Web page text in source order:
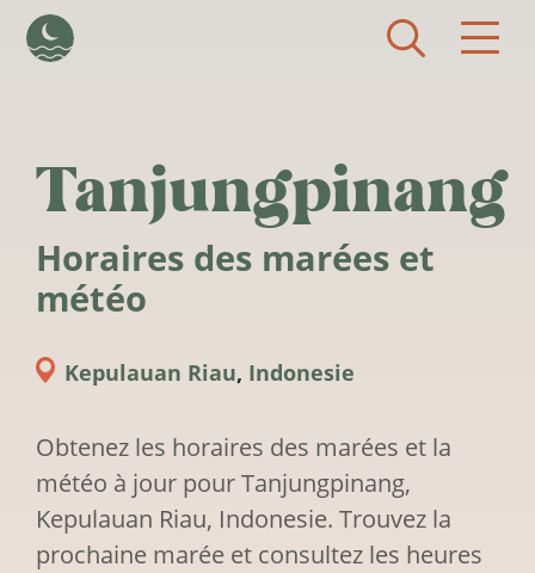
Tanjungpinang
Horaires des marées et
météo
Kepulauan Riau, Indonesie
Obtenez les horaires des marées et la
météo à jour pour Tanjungpinang,
Kepulauan Riau, Indonesie. Trouvez la
prochaine marée et consultez les heures